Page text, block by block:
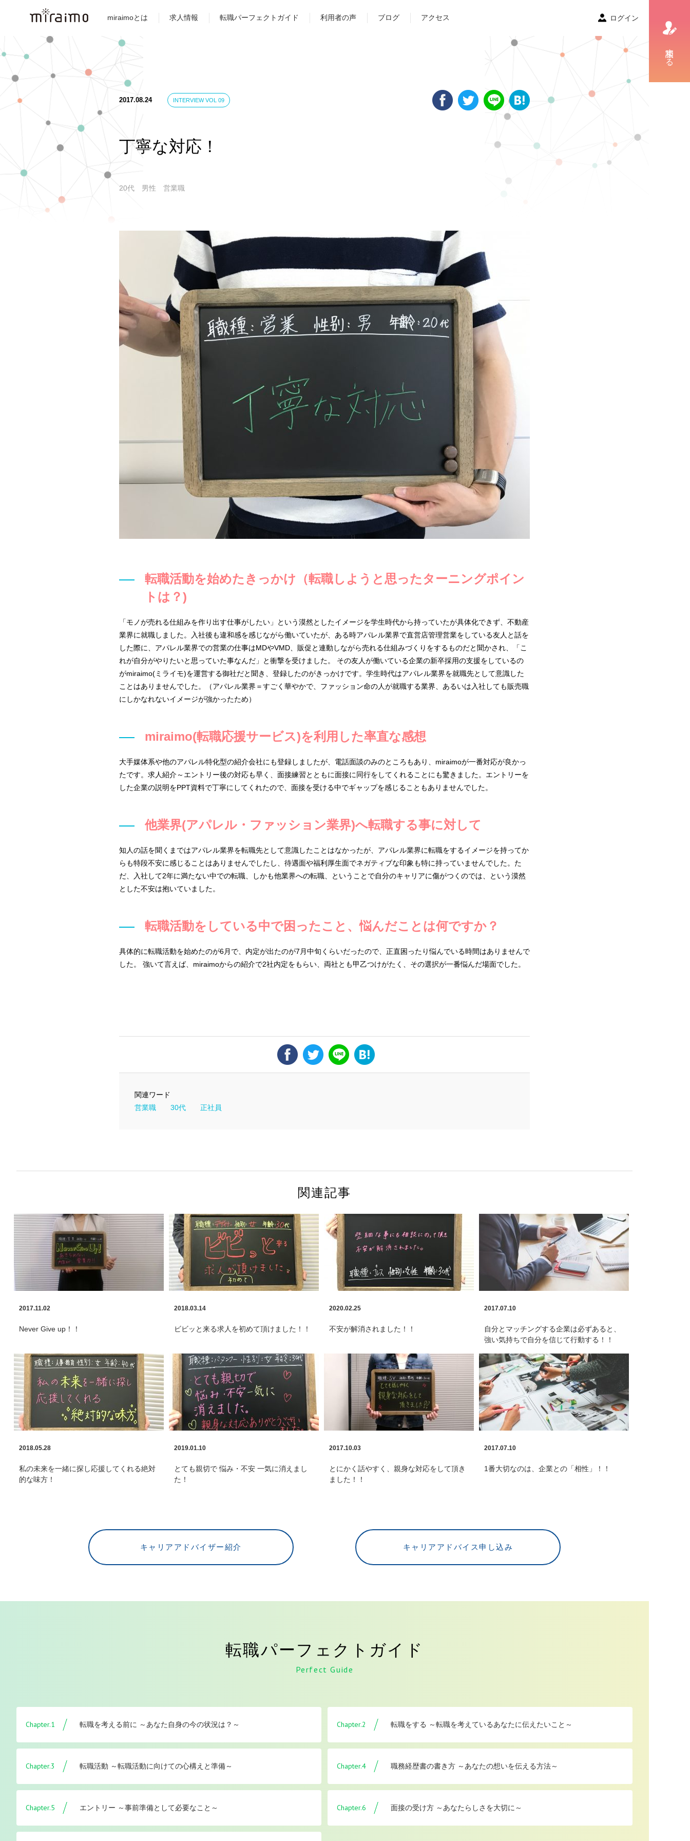
miraimoとは 求人情報 転職パーフェクトガイド 利用者の声 ブログ アクセス ログイン
相談する
2017.08.24 INTERVIEW VOL 09
丁寧な対応！
20代 男性 営業職
転職活動を始めたきっかけ（転職しようと思ったターニングポイン
トは？)
「モノが売れる仕組みを作り出す仕事がしたい」という漠然としたイメージを学生時代から持っていたが具体化できず、不動産
業界に就職しました。入社後も違和感を感じながら働いていたが、ある時アパレル業界で直営店管理営業をしている友人と話を
した際に、アパレル業界での営業の仕事はMDやVMD、販促と連動しながら売れる仕組みづくりをするものだと聞かされ、「こ
れが自分がやりたいと思っていた事なんだ」と衝撃を受けました。 その友人が働いている企業の新卒採用の支援をしているの
がmiraimo(ミライモ)を運営する御社だと聞き、登録したのがきっかけです。学生時代はアパレル業界を就職先として意識した
ことはありませんでした。（アパレル業界＝すごく華やかで、ファッション命の人が就職する業界、あるいは入社しても販売職
にしかなれないイメージが強かったため）
miraimo(転職応援サービス)を利用した率直な感想
大手媒体系や他のアパレル特化型の紹介会社にも登録しましたが、電話面談のみのところもあり、miraimoが一番対応が良かっ
たです。求人紹介～エントリー後の対応も早く、面接練習とともに面接に同行をしてくれることにも驚きました。エントリーを
した企業の説明をPPT資料で丁寧にしてくれたので、面接を受ける中でギャップを感じることもありませんでした。
他業界(アパレル・ファッション業界)へ転職する事に対して
知人の話を聞くまではアパレル業界を転職先として意識したことはなかったが、アパレル業界に転職をするイメージを持ってか
らも特段不安に感じることはありませんでしたし、待遇面や福利厚生面でネガティブな印象も特に持っていませんでした。た
だ、入社して2年に満たない中での転職、しかも他業界への転職、ということで自分のキャリアに傷がつくのでは、という漠然
とした不安は抱いていました。
転職活動をしている中で困ったこと、悩んだことは何ですか？
具体的に転職活動を始めたのが6月で、内定が出たのが7月中旬くらいだったので、正直困ったり悩んでいる時間はありませんで
した。 強いて言えば、miraimoからの紹介で2社内定をもらい、両社とも甲乙つけがたく、その選択が一番悩んだ場面でした。
関連ワード
営業職
30代 正社員
関連記事
2017.11.02
Never Give up！！
2018.03.14
ビビッと来る求人を初めて頂けました！！
2020.02.25
不安が解消されました！！
2017.07.10
自分とマッチングする企業は必ずあると、
強い気持ちで自分を信じて行動する！！
2018.05.28
私の未来を一緒に探し応援してくれる絶対
的な味方！
2019.01.10
とても親切で 悩み・不安 一気に消えまし
た！
2017.10.03
とにかく話やすく、親身な対応をして頂き
ました！！
2017.07.10
1番大切なのは、企業との「相性」！！
キャリアアドバイザー紹介 キャリアアドバイス申し込み
転職パーフェクトガイド
Perfect Guide
Chapter.1 転職を考える前に ～あなた自身の今の状況は？～ Chapter.2 転職をする ～転職を考えているあなたに伝えたいこと～
Chapter.3 転職活動 ～転職活動に向けての心構えと準備～ Chapter.4 職務経歴書の書き方 ～あなたの想いを伝える方法～
Chapter.5 エントリー ～事前準備として必要なこと～ Chapter.6 面接の受け方 ～あなたらしさを大切に～